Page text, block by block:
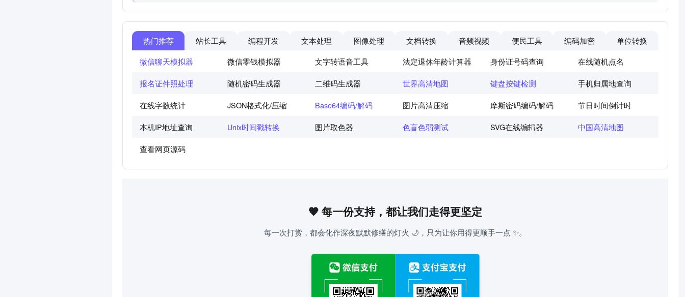
热门推荐 站长工具 编程开发 文本处理 图像处理 文档转换 音频视频 便民工具 编码加密
单位转换
微信聊天模拟器
微信零钱模拟器 文字转语音工具 法定退休年龄计算器 身份证号码查询 在线随机点名
报名证件照处理 随机密码生成器 二维码生成器 世界高清地图 键盘按键检测 手机归属地查询
在线字数统计 JSON格式化/压缩 Base64编码/解码 图片高清压缩 摩斯密码编码/解码 节日时间倒计时
本机IP地址查询 Unix时间戳转换 图片取色器 色盲色弱测试 SVG在线编辑器 中国高清地图
查看网页源码
🧡 每一份支持，都让我们走得更坚定
每一次打赏，都会化作深夜默默修缮的灯火 🌙，只为让你用得更顺手一点 ✨。